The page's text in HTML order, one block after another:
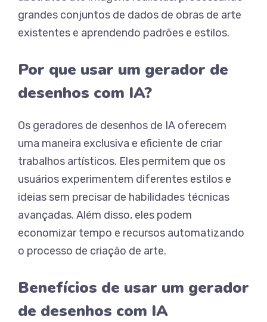
grandes conjuntos de dados de obras de arte
existentes e aprendendo padrões e estilos.
Por que usar um gerador de
desenhos com IA?
Os geradores de desenhos de IA oferecem
uma maneira exclusiva e eficiente de criar
trabalhos artísticos. Eles permitem que os
usuários experimentem diferentes estilos e
ideias sem precisar de habilidades técnicas
avançadas. Além disso, eles podem
economizar tempo e recursos automatizando
o processo de criação de arte.
Benefícios de usar um gerador
de desenhos com IA